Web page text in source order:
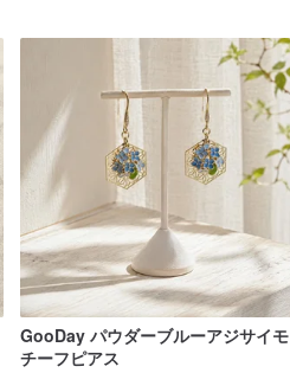
GooDay パウダーブルーアジサイモ
チーフピアス